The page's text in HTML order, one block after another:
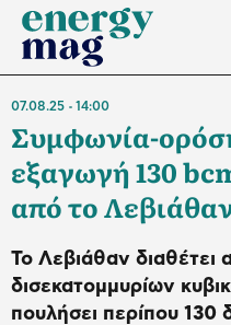
07.08.25 14:00
Συμφωνία-
εξαγωγή 130
από το
Το Λεβιάθαν
δισεκατομμυρίων
πουλήσει περίπου 130